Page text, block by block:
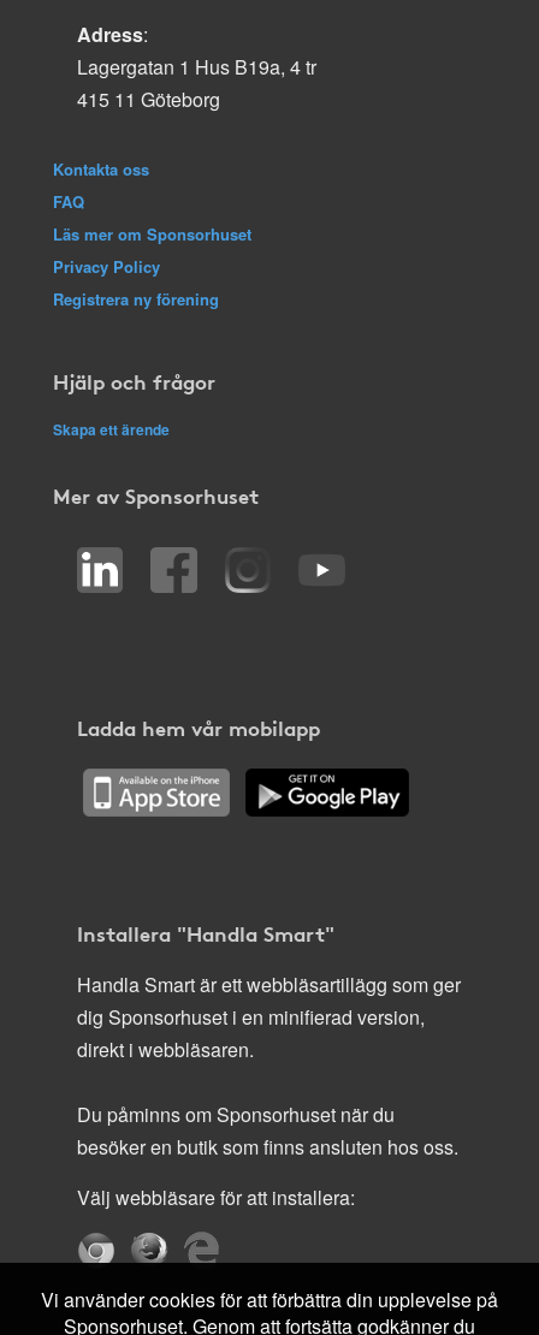
Adress:
Lagergatan 1 Hus B19a, 4 tr
415 11 Göteborg
Kontakta oss
FAQ
Läs mer om Sponsorhuset
Privacy Policy
Registrera ny förening
Hjälp och frågor
Skapa ett ärende
Mer av Sponsorhuset
Ladda hem vår mobilapp
Installera "Handla Smart"
Handla Smart är ett webbläsartillägg som ger
dig Sponsorhuset i en minifierad version,
direkt i webbläsaren.
Du påminns om Sponsorhuset när du
besöker en butik som finns ansluten hos oss.
Välj webbläsare för att installera:
Vi använder cookies för att förbättra din upplevelse på
Sponsorhuset. Genom att fortsätta godkänner du